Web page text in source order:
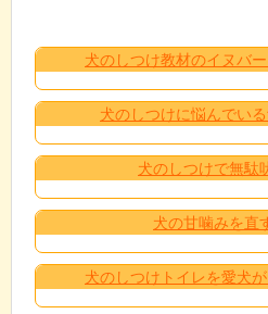
犬のしつけ教材のイヌバ
犬のしつけに悩んでい
犬のしつけで無駄
犬の甘噛みを直
犬のしつけトイレを愛犬